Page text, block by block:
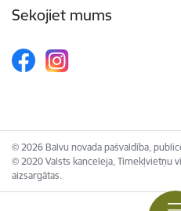
Sekojiet mums
© 2026 Balvu novada pašvaldība,
© 2020 Valsts kanceleja, Tīmekļvietņu
aizsargātas.